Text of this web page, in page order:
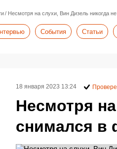
Несмотря на слухи, Вин Дизель никогда
События Статьи
Несмотря
снимался в
18 января 2023 13:24